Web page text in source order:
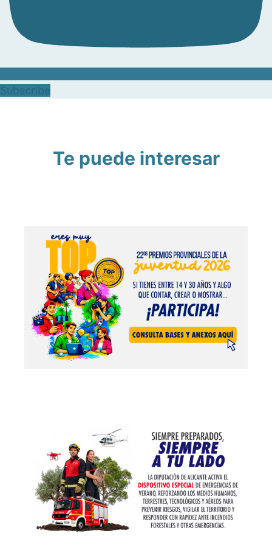
Te puede interesar